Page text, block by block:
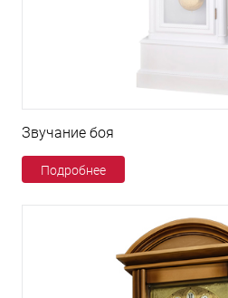
Звучание боя
Подробнее